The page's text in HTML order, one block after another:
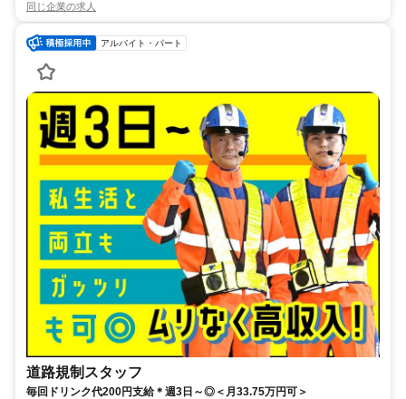
同じ企業の求人
アルバイト・パート
道路規制スタッフ
毎回ドリンク代200円支給＊週3日～◎＜月33.75万円可＞